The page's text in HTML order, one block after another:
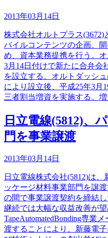
2013年03月14日
株式会社オルトプラス(3672)
バイルコンテンツの企画、
め、資本業務提携を行う。
3月14日付けで新たに合弁会
を設立する。オルトダッシ
により設立後、平成25年3月
三者割当増資を実施する。
日立電線(5812)、
門を事業譲渡
2013年03月14日
日立電線株式会社(5812)は
ッケージ材料事業部門を譲
の間で事業譲渡契約を締結
継続では大幅な収益改善が望
TapeAutomatedBonding専業
渡することにより、新藤電